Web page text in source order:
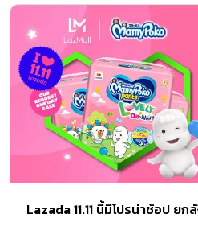
Lazada 11.11 นี้มีโปรน่าช้อป ย